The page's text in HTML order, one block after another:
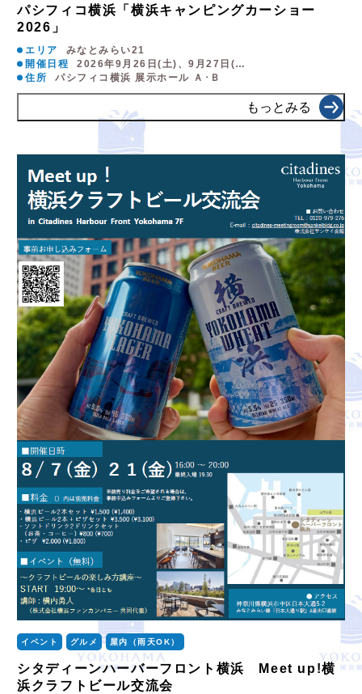
パシフィコ横浜「横浜キャンピングカーショー
2026」
エリア
みなとみらい21
開催日程
2026年9月26日(土)、9月27日(…
住所
パシフィコ横浜 展示ホール Ａ･Ｂ
もっとみる
イベント グルメ 屋内（雨天OK）
シタディーンハーバーフロント横浜 Meet up!横
浜クラフトビール交流会